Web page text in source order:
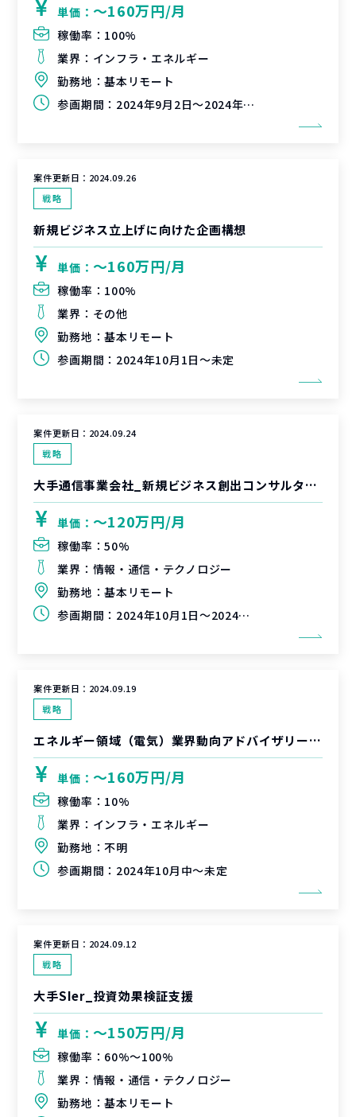
単価： 〜160万円/月
稼働率： 100%
業界： インフラ・エネルギー
勤務地：基本リモート
参画期間： 2024年9月2日～2024年11月29日（延長可能性有）
案件更新日： 2024.09.26
戦略
新規ビジネス立上げに向けた企画構想
単価： 〜160万円/月
稼働率： 100%
業界： その他
勤務地：基本リモート
参画期間： 2024年10月1日～未定
案件更新日： 2024.09.24
戦略
大手通信事業会社_新規ビジネス創出コンサルタント
単価： 〜120万円/月
稼働率：50%
業界： 情報・通信・テクノロジー
勤務地：基本リモート
参画期間： 2024年10月1日～2024年12月31日（延長可能性有）
案件更新日： 2024.09.19
戦略
エネルギー領域（電気）業界動向アドバイザリー支援
単価： 〜160万円/月
稼働率： 10%
業界： インフラ・エネルギー
勤務地：不明
参画期間： 2024年10月中～未定
案件更新日： 2024.09.12
戦略
大手SIer_投資効果検証支援
単価： 〜150万円/月
稼働率： 60%〜100%
業界： 情報・通信・テクノロジー
勤務地：基本リモート